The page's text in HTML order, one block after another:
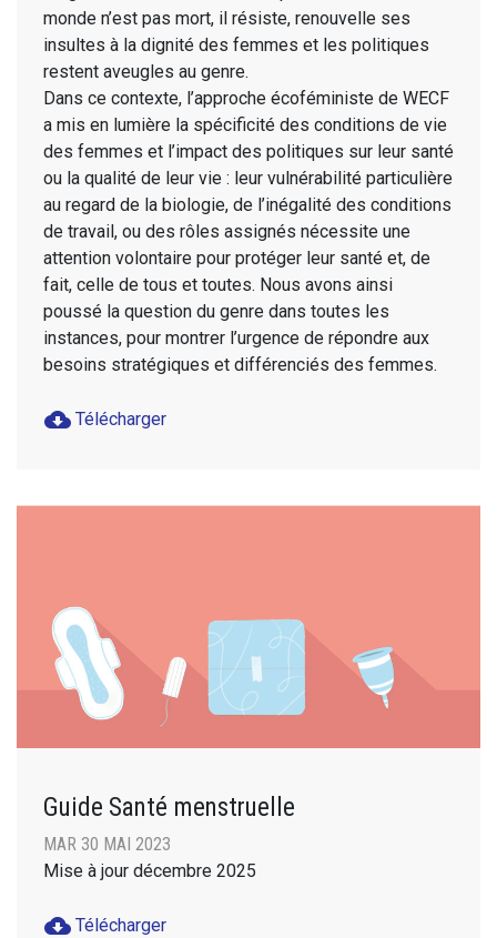
monde n’est pas mort, il résiste, renouvelle ses
insultes à la dignité des femmes et les politiques
restent aveugles au genre.
Dans ce contexte, l’approche écoféministe de WECF
a mis en lumière la spécificité des conditions de vie
des femmes et l’impact des politiques sur leur santé
ou la qualité de leur vie : leur vulnérabilité particulière
au regard de la biologie, de l’inégalité des conditions
de travail, ou des rôles assignés nécessite une
attention volontaire pour protéger leur santé et, de
fait, celle de tous et toutes. Nous avons ainsi
poussé la question du genre dans toutes les
instances, pour montrer l’urgence de répondre aux
besoins stratégiques et différenciés des femmes.
cloud_download Télécharger
Guide Santé menstruelle
MAR 30 MAI 2023
Mise à jour décembre 2025
cloud_download Télécharger